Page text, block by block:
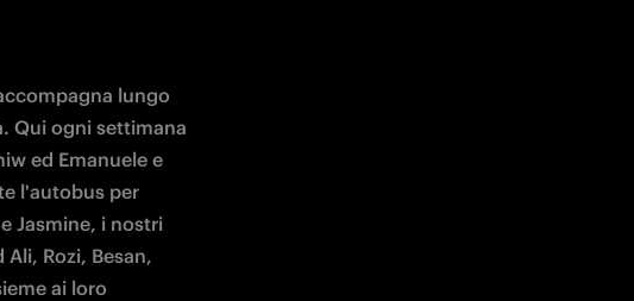
lungo
Qui ogni settimana
ed Emanuele e
l'autobus per
Jasmine, i nostri
Rozi, Besan,
ai loro